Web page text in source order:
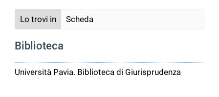
Lo trovi in Scheda
Biblioteca
Università Pavia. Biblioteca di Giurisprudenza